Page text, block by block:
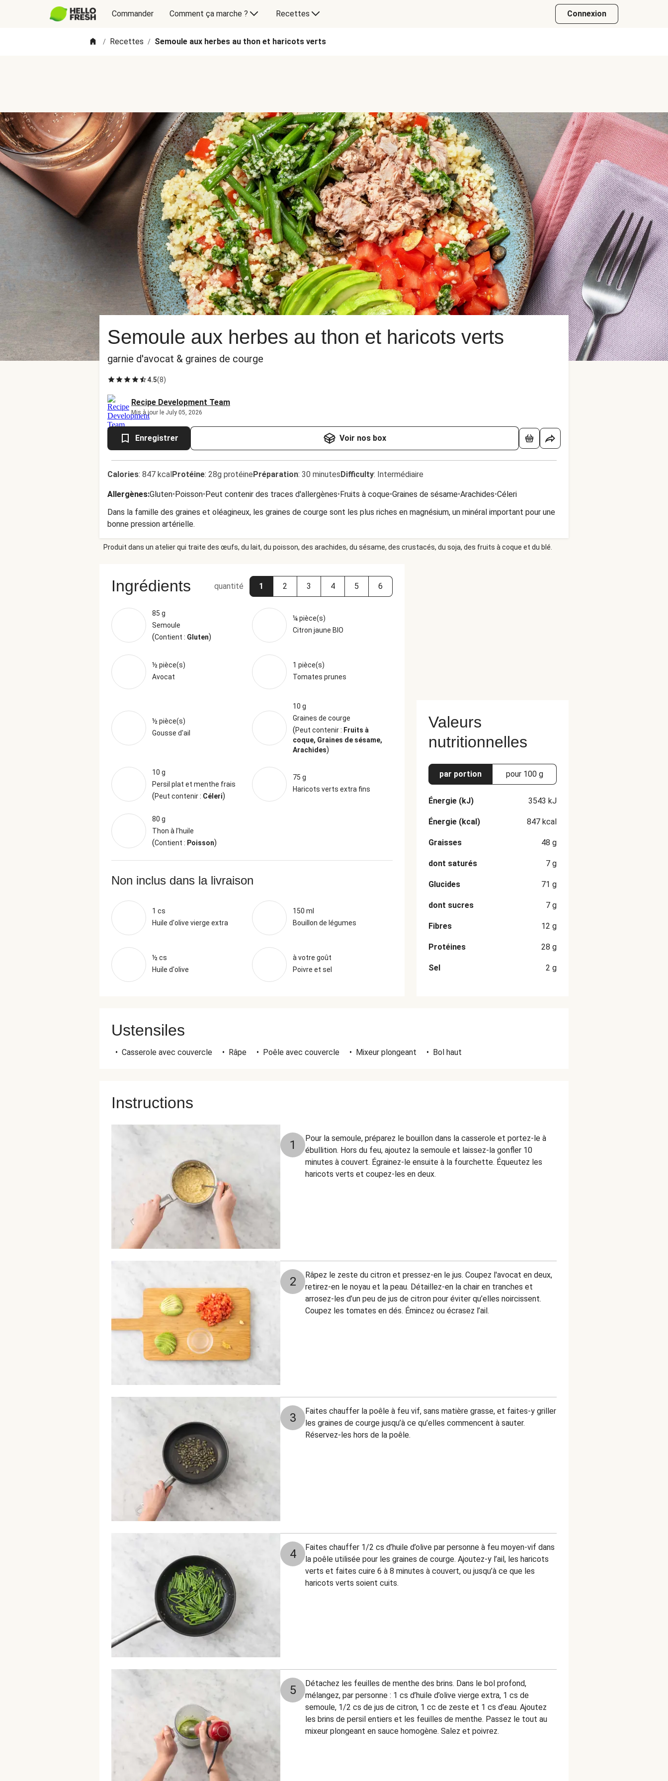
Commander Comment ça marche ? Recettes Connexion
/ Recettes / Semoule aux herbes au thon et haricots verts
Semoule aux herbes au thon et haricots verts
garnie d'avocat & graines de courge
4.5(8)
Recipe Development Team
Mis à jour le July 05, 2026
Enregistrer Voir nos box
Calories: 847 kcalProtéine: 28g protéinePréparation: 30 minutesDifficulty: Intermédiaire
Allergènes:Gluten•Poisson•Peut contenir des traces d'allergènes•Fruits à coque•Graines de sésame•Arachides•Céleri
Dans la famille des graines et oléagineux, les graines de courge sont les plus riches en magnésium, un minéral important pour une
bonne pression artérielle.
Produit dans un atelier qui traite des œufs, du lait, du poisson, des arachides, du sésame, des crustacés, du soja, des fruits à coque et du blé.
Ingrédients quantité 1 2 3 4 5 6
85 g
Semoule
(Contient : Gluten)
¼ pièce(s)
Citron jaune BIO
½ pièce(s)
Avocat
1 pièce(s)
Tomates prunes
½ pièce(s)
Gousse d'ail
10 g
Graines de courge
(Peut contenir : Fruits à
coque, Graines de sésame,
Arachides)
10 g
Persil plat et menthe frais
(Peut contenir : Céleri)
75 g
Haricots verts extra fins
80 g
Thon à l’huile
(Contient : Poisson)
Non inclus dans la livraison
1 cs
Huile d'olive vierge extra
150 ml
Bouillon de légumes
½ cs
Huile d'olive
à votre goût
Poivre et sel
Valeurs
nutritionnelles
par portion pour 100 g
Énergie (kJ) 3543 kJ
Énergie (kcal) 847 kcal
Graisses 48 g
dont saturés 7 g
Glucides 71 g
dont sucres 7 g
Fibres 12 g
Protéines 28 g
Sel 2 g
Ustensiles
• Casserole avec couvercle • Râpe • Poêle avec couvercle • Mixeur plongeant • Bol haut
Instructions
1
Pour la semoule, préparez le bouillon dans la casserole et portez-le à
ébullition. Hors du feu, ajoutez la semoule et laissez-la gonfler 10
minutes à couvert. Égrainez-le ensuite à la fourchette. Équeutez les
haricots verts et coupez-les en deux.
2
Râpez le zeste du citron et pressez-en le jus. Coupez l'avocat en deux,
retirez-en le noyau et la peau. Détaillez-en la chair en tranches et
arrosez-les d’un peu de jus de citron pour éviter qu’elles noircissent.
Coupez les tomates en dés. Émincez ou écrasez l’ail.
3
Faites chauffer la poêle à feu vif, sans matière grasse, et faites-y griller
les graines de courge jusqu’à ce qu’elles commencent à sauter.
Réservez-les hors de la poêle.
4
Faites chauffer 1/2 cs d’huile d’olive par personne à feu moyen-vif dans
la poêle utilisée pour les graines de courge. Ajoutez-y l’ail, les haricots
verts et faites cuire 6 à 8 minutes à couvert, ou jusqu’à ce que les
haricots verts soient cuits.
5
Détachez les feuilles de menthe des brins. Dans le bol profond,
mélangez, par personne : 1 cs d’huile d’olive vierge extra, 1 cs de
semoule, 1/2 cs de jus de citron, 1 cc de zeste et 1 cs d’eau. Ajoutez
les brins de persil entiers et les feuilles de menthe. Passez le tout au
mixeur plongeant en sauce homogène. Salez et poivrez.